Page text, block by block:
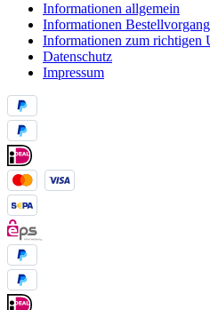
Informationen allgemein
Informationen Bestellvorgang
Informationen zum richtigen
Datenschutz
Impressum